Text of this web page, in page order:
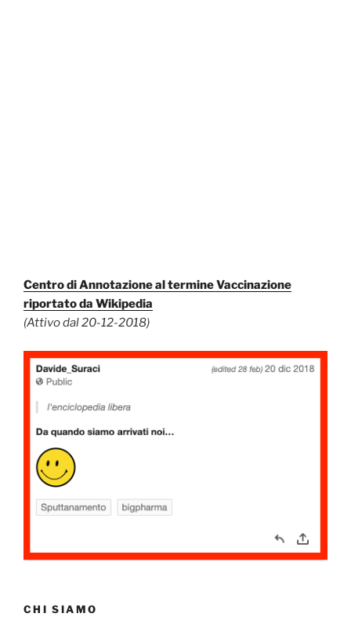
Centro di Annotazione al termine Vaccinazione
riportato da Wikipedia
(Attivo dal 20-12-2018)
CHI SIAMO